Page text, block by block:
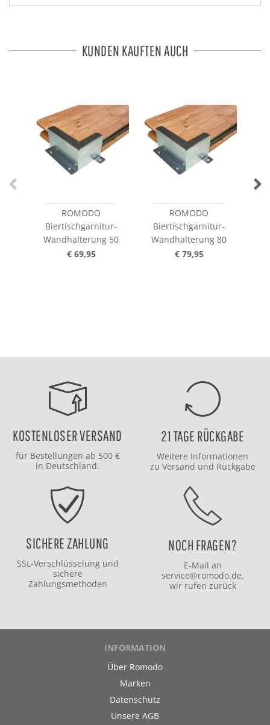
KUNDEN KAUFTEN AUCH
ROMODO
Biertischgarnitur-
Wandhalterung 50
€ 69,95
ROMODO
Biertischgarnitur-
Wandhalterung 80
€ 79,95
KOSTENLOSER VERSAND
für Bestellungen ab 500 €
in Deutschland.
21 TAGE RÜCKGABE
Weitere Informationen
zu Versand und Rückgabe
SICHERE ZAHLUNG
SSL-Verschlüsselung und
sichere
Zahlungsmethoden
NOCH FRAGEN?
E-Mail an
service@romodo.de,
wir rufen zurück
INFORMATION
Über Romodo
Marken
Datenschutz
Unsere AGB